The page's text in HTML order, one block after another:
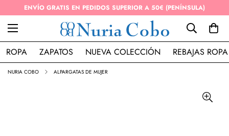
ENVÍO GRATIS EN PEDIDOS SUPERIOR A 50€ (PENÍNSULA)
ROPA ZAPATOS NUEVA COLECCIÓN REBAJAS ROPA
NURIA COBO ALPARGATAS DE MUJER